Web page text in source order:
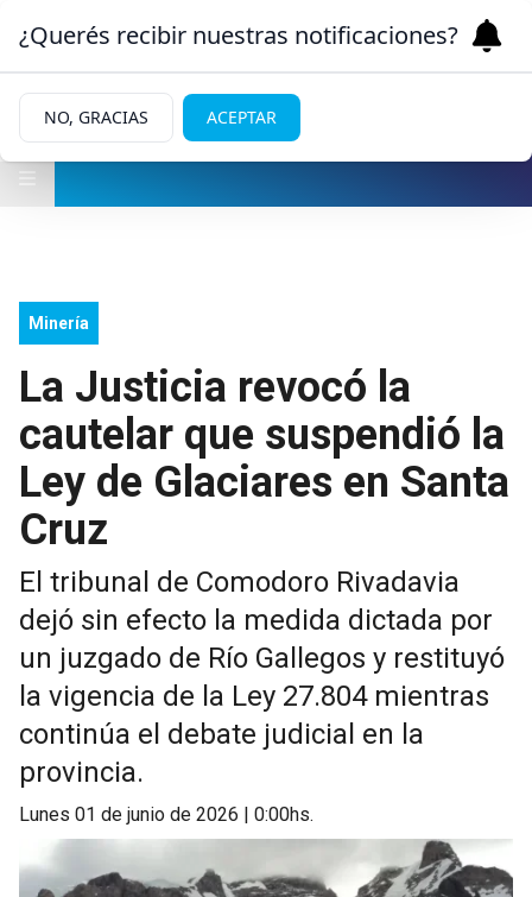
Minería
La Justicia revocó la
cautelar que suspendió la
Ley de Glaciares en Santa
Cruz
El tribunal de Comodoro Rivadavia
dejó sin efecto la medida dictada por
un juzgado de Río Gallegos y restituyó
la vigencia de la Ley 27.804 mientras
continúa el debate judicial en la
provincia.
lunes 01 de junio de 2026 | 0:00hs.
¿Querés recibir nuestras notificaciones?
NO, GRACIAS ACEPTAR